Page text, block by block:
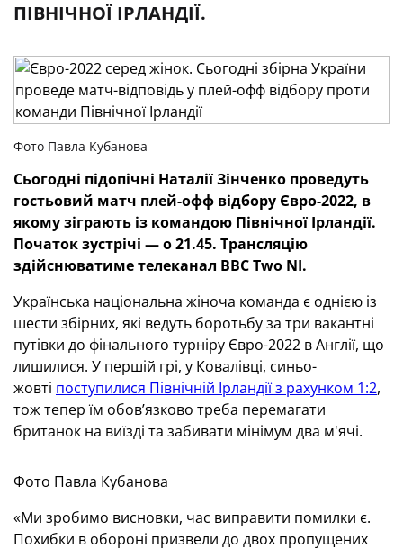
ПІВНІЧНОЇ ІРЛАНДІЇ.
Фото Павла Кубанова
Сьогодні підопічні Наталії Зінченко проведуть
гостьовий матч плей-офф відбору Євро-2022, в
якому зіграють із командою Північної Ірландії.
Початок зустрічі — о 21.45. Трансляцію
здійснюватиме телеканал BBC Two NI.
Українська національна жіноча команда є однією із
шести збірних, які ведуть боротьбу за три вакантні
путівки до фінального турніру Євро-2022 в Англії, що
лишилися. У першій грі, у Ковалівці, синьо-
жовті поступилися Північній Ірландії з рахунком 1:2,
тож тепер їм обов’язково треба перемагати
британок на виїзді та забивати мінімум два м'ячі.
Фото Павла Кубанова
«Ми зробимо висновки, час виправити помилки є.
Похибки в обороні призвели до двох пропущених